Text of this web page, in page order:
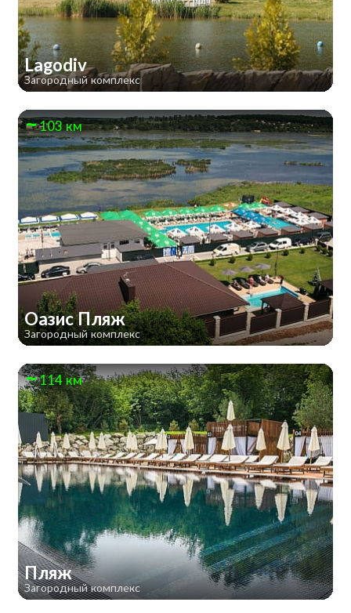
Lagodiv
Загородный комплекс
103 км
Оазис Пляж
Загородный комплекс
114 км
Пляж
Загородный комплекс